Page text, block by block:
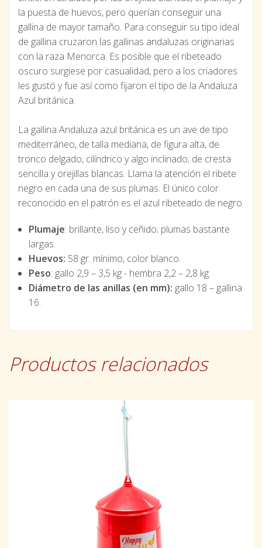
la puesta de huevos, pero querían conseguir una
gallina de mayor tamaño. Para conseguir su tipo ideal
de gallina cruzaron las gallinas andaluzas originarias
con la raza Menorca. Es posible que el ribeteado
oscuro surgiese por casualidad, pero a los criadores
les gustó y fue así como fijaron el tipo de la Andaluza
Azul británica.
La gallina Andaluza azul británica es un ave de tipo
mediterráneo, de talla mediana, de figura alta, de
tronco delgado, cilíndrico y algo inclinado; de cresta
sencilla y orejillas blancas. Llama la atención el ribete
negro en cada una de sus plumas. El único color
reconocido en el patrón es el azul ribeteado de negro.
Plumaje: brillante, liso y ceñido; plumas bastante
largas.
Huevos: 58 gr. mínimo, color blanco.
Peso: gallo 2,9 – 3,5 kg - hembra 2,2 – 2,8 kg.
Diámetro de las anillas (en mm): gallo 18 – gallina
16.
Productos relacionados